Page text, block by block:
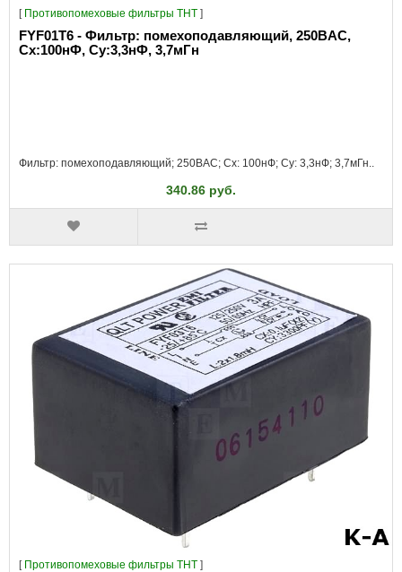
[ Противопомеховые фильтры THT ]
FYF01T6 - Фильтр: помехоподавляющий, 250ВAC,
Сх:100нФ, Су:3,3нФ, 3,7мГн
Фильтр: помехоподавляющий; 250ВAC; Cx: 100нФ; Cy: 3,3нФ; 3,7мГн..
340.86 руб.
[ Противопомеховые фильтры THT ]